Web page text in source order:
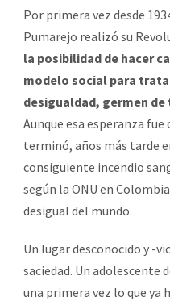
Por primera vez desde
Pumarejo realizó su
la posibilidad de hacer
modelo social para
desigualdad, germen
Aunque esa esperanza
terminó, años más tarde
consiguiente incendio
según la ONU en
desigual del mundo.
Un lugar desconocido y -
saciedad. Un adolescente
una primera vez lo que ya